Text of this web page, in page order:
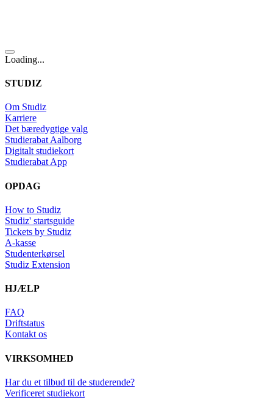
Loading...
STUDIZ
Om Studiz
Karriere
Det bæredygtige valg
Studierabat Aalborg
Digitalt studiekort
Studierabat App
OPDAG
How to Studiz
Studiz' startsguide
Tickets by Studiz
A-kasse
Studenterkørsel
Studiz Extension
HJÆLP
FAQ
Driftstatus
Kontakt os
VIRKSOMHED
Har du et tilbud til de studerende?
Verificeret studiekort